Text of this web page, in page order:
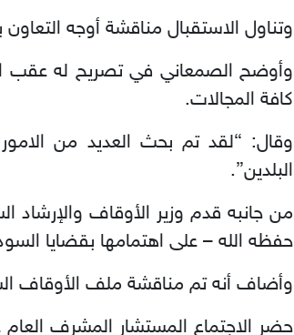
وتناول الاستقبال مناقشة أوجه
وأوضح الصمعاني في تصريح له عقب
كافة المجالات.
وقال: “لقد تم بحث العديد من
البلدين”.
من جانبه قدم وزير الأوقاف
حفظه الله – على اهتمامها بقضايا
وأضاف أنه تم مناقشة ملف الأوقاف
حضر الاجتماع المستشار المشرف